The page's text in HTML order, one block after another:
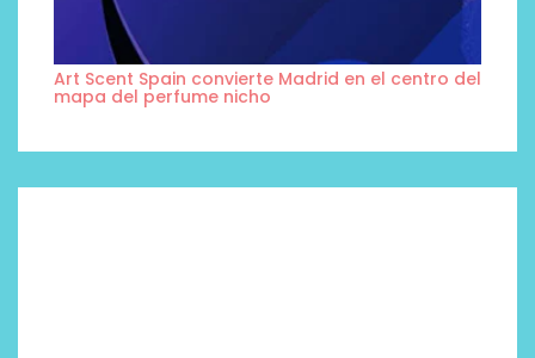
Art Scent Spain convierte Madrid en el centro del
mapa del perfume nicho